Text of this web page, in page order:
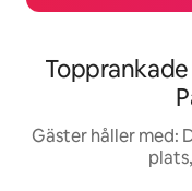
Gäster håller med: